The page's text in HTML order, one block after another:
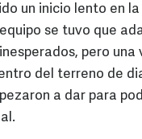
un inicio lento en
se tuvo que
pero una
del terreno de
a dar para